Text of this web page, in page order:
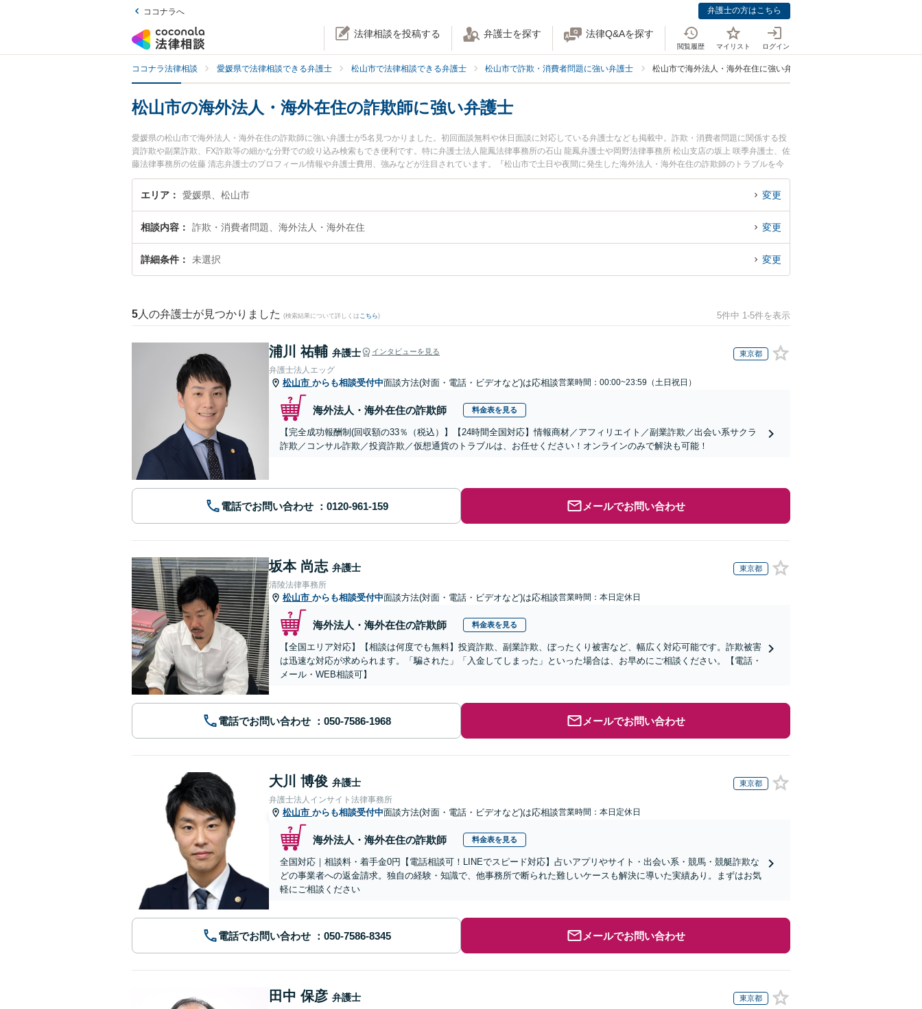
ココナラへ 弁護士の方はこちら
法律相談を投稿する 弁護士を探す 法律Q&Aを探す
閲覧履歴 マイリスト ログイン
ココナラ法律相談 愛媛県で法律相談できる弁護士 松山市で法律相談できる弁護士 松山市で詐欺・消費者問題に強い弁護士 松山市で海外法人・海外在住に強い弁護士
松山市の海外法人・海外在住の詐欺師に強い弁護士
愛媛県の松山市で海外法人・海外在住の詐欺師に強い弁護士が5名見つかりました。初回面談無料や休日面談に対応している弁護士なども掲載中。詐欺・消費者問題に関係する投
資詐欺や副業詐欺、FX詐欺等の細かな分野での絞り込み検索もでき便利です。特に弁護士法人龍鳳法律事務所の石山 龍鳳弁護士や岡野法律事務所 松山支店の坂上 咲季弁護士、佐
藤法律事務所の佐藤 清志弁護士のプロフィール情報や弁護士費用、強みなどが注目されています。『松山市で土日や夜間に発生した海外法人・海外在住の詐欺師のトラブルを今
すぐに弁護士に相談したい』『海外法人・海外在住の詐欺師のトラブル解決の実績豊富な近くの弁護士を検索したい』『初回相談無料で海外法人・海外在住の詐欺師を法律相談で
きる松山市内の弁護士に相談予約したい』などでお困りの相談者さんにおすすめです。
エリア 愛媛県、松山市 変更
相談内容 詐欺・消費者問題、海外法人・海外在住 変更
詳細条件 未選択 変更
5 人の弁護士が見つかりました (検索結果について詳しくは こちら) 5件中 1-5件を表示
浦川 祐輔 弁護士 インタビューを見る 東京都
弁護士法人エッグ
松山市 からも相談受付中面談方法(対面・電話・ビデオなど)は応相談営業時間：00:00~23:59（土日祝日）
海外法人・海外在住の詐欺師 料金表を見る
【完全成功報酬制(回収額の33％（税込）】【24時間全国対応】情報商材／アフィリエイト／副業詐欺／出会い系サクラ
詐欺／コンサル詐欺／投資詐欺／仮想通貨のトラブルは、お任せください！オンラインのみで解決も可能！
電話でお問い合わせ メールでお問い合わせ
坂本 尚志 弁護士 東京都
清陵法律事務所
松山市 からも相談受付中面談方法(対面・電話・ビデオなど)は応相談営業時間：本日定休日
海外法人・海外在住の詐欺師 料金表を見る
【全国エリア対応】【相談は何度でも無料】投資詐欺、副業詐欺、ぼったくり被害など、幅広く対応可能です。詐欺被害
は迅速な対応が求められます。「騙された」「入金してしまった」といった場合は、お早めにご相談ください。【電話・
メール・WEB相談可】
電話でお問い合わせ メールでお問い合わせ
大川 博俊 弁護士 東京都
弁護士法人インサイト法律事務所
松山市 からも相談受付中面談方法(対面・電話・ビデオなど)は応相談営業時間：本日定休日
海外法人・海外在住の詐欺師 料金表を見る
全国対応｜相談料・着手金0円【電話相談可！LINEでスピード対応】占いアプリやサイト・出会い系・競馬・競艇詐欺な
どの事業者への返金請求。独自の経験・知識で、他事務所で断られた難しいケースも解決に導いた実績あり。まずはお気
軽にご相談ください
電話でお問い合わせ メールでお問い合わせ
田中 保彦 弁護士 東京都